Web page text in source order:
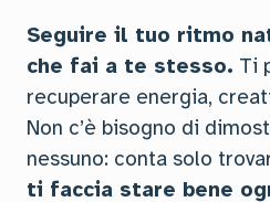
Seguire il tuo ritmo
che fai a te stesso. Ti
recuperare energia,
Non c’è bisogno di
nessuno: conta solo
ti faccia stare bene